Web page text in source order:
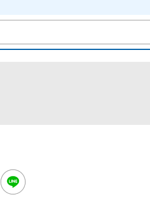
Youtube